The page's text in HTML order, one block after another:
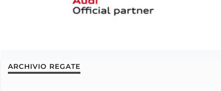
ARCHIVIO REGATE